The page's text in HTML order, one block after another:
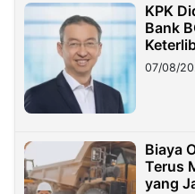
KPK
Bank
Miliar
07/08/
Biaya
Terus
yang